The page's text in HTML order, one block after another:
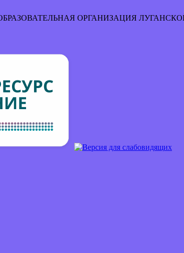
ОРГАНИЗАЦИЯ